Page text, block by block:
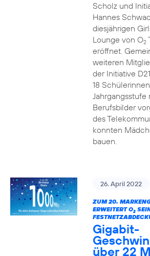
Scholz und
Hannes
diesjährigen
Lounge von O2
eröffnet.
weiteren
der Initiative
18
Jahrgangsstufe
Berufsbilder
des
konnten
bauen.
26. April 2022
ZUM 20.
ERWEITERT O2
Gigabit-
über 22